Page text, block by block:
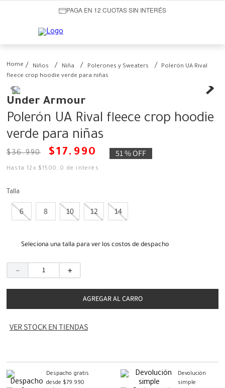
PAGA EN 12 CUOTAS SIN INTERÉS
Niños Niña Polerones y Sweaters
Polerón UA Rival
fleece crop hoodie verde para niñas
Under Armour
Polerón UA Rival fleece crop hoodie
verde para niñas
$36.990 $17. 990 51 %OFF
Hasta12 x $1500 ,0 de interés
Talla
6 8 10 12 14
Seleciona una talla para ver los costos de despacho
＋
－
AGREGAR AL CARRO
VER STOCK EN TIENDAS
Despacho gratis
desde $79.990
Devolución
simple